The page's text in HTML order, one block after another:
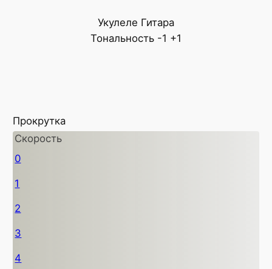
Укулеле Гитара
Тональность -1 +1
Прокрутка
Скорость
0
1
2
3
4